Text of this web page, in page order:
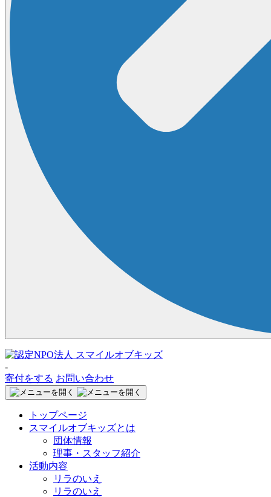
-
寄付をする お問い合わせ
トップページ
スマイルオブキッズとは
団体情報
理事・スタッフ紹介
活動内容
リラのいえ
リラのいえ